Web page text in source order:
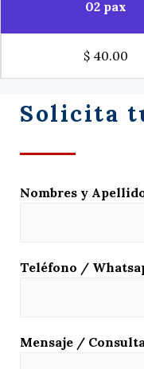
02 pax
$ 40.00
Solicita
Nombres y
Teléfono /
Mensaje /